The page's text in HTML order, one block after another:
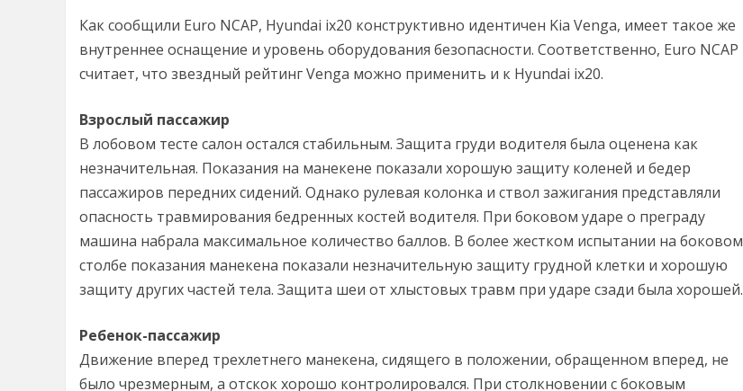
Как сообщили Euro NCAP, Hyundai ix20 конструктивно идентичен Kia Venga, имеет такое же
внутреннее оснащение и уровень оборудования безопасности. Соответственно, Euro NCAP
считает, что звездный рейтинг Venga можно применить и к Hyundai ix20.
Взрослый пассажир
В лобовом тесте салон остался стабильным. Защита груди водителя была оценена как
незначительная. Показания на манекене показали хорошую защиту коленей и бедер
пассажиров передних сидений. Однако рулевая колонка и ствол зажигания представляли
опасность травмирования бедренных костей водителя. При боковом ударе о преграду
машина набрала максимальное количество баллов. В более жестком испытании на боковом
столбе показания манекена показали незначительную защиту грудной клетки и хорошую
защиту других частей тела. Защита шеи от хлыстовых травм при ударе сзади была хорошей.
Ребенок-пассажир
Движение вперед трехлетнего манекена, сидящего в положении, обращенном вперед, не
было чрезмерным, а отскок хорошо контролировался. При столкновении с боковым